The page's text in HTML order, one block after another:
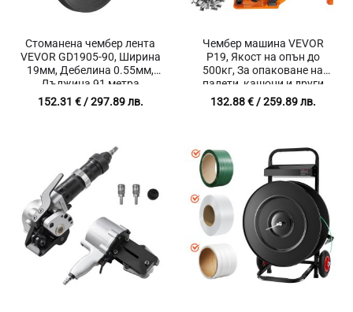
Стоманена чембер лента
VEVOR GD1905-90, Ширина
19мм, Дебелина 0.55мм,
Дължина 91 метра
152.31 €/ 297.89 лв.
Чембер машина VEVOR
P19, Якост на опън до
500кг, За опаковане на
палети, кашони и други
товари, Включена 300
метра лента и 300 броя
132.88€/ 259.89 лв.